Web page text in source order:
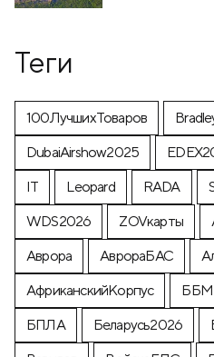
Теги
100ЛучшихТоваров
DubaiAirshow2025
IT
Leopard RADA
WDS2026
ZOVкарты
Аврора
АврораБАС
АфриканскийКорпус
БПЛА
Беларусь2026